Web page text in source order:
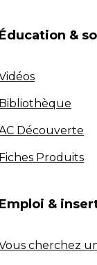
&
Découverte
Produits
&
cherchez